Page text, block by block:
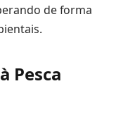
de forma
Pesca